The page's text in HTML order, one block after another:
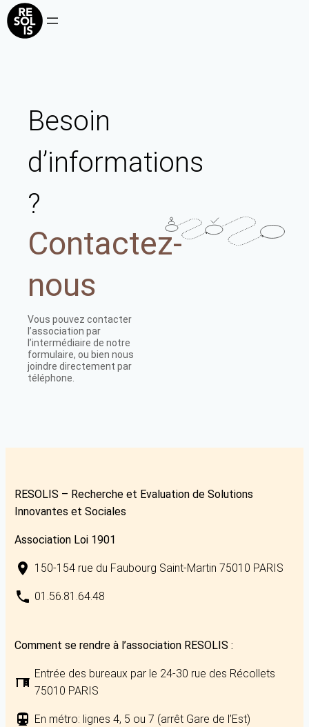
Aller
au
Besoin
d’informations
?
Contactez-
nous
Vous pouvez contacter
l’association par
l’intermédiaire de notre
formulaire, ou bien nous
joindre directement par
téléphone.
RESOLIS – Recherche et Evaluation de Solutions
Innovantes et Sociales
Association Loi 1901
150-154 rue du Faubourg Saint-Martin 75010 PARIS
01.56.81.64.48
Comment se rendre à l’association RESOLIS :
Entrée des bureaux par le 24-30 rue des Récollets
75010 PARIS
En métro: lignes 4, 5 ou 7 (arrêt Gare de l’Est)